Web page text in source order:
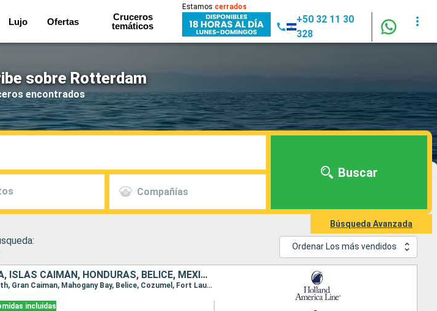
Lujo Ofertas
Cruceros
temáticos
Estamos cerrados
+50 32 11 30
328
sobre Rotterdam
encontrados
Compañías
Buscar
Búsqueda Avanzada
Ordenar Los más vendidos
ESTADOS UNIDOS, BAHAMAS, JAMAICA, ISLAS CAIMÁN, HONDURAS, BELICE, MÉXICO
Itinerario : Fort Lauderdale, Half Moon Cay, Falmouth, Gran Caiman, Mahogany Bay, Belice, Cozumel, Fort Lauderdale
incluidas